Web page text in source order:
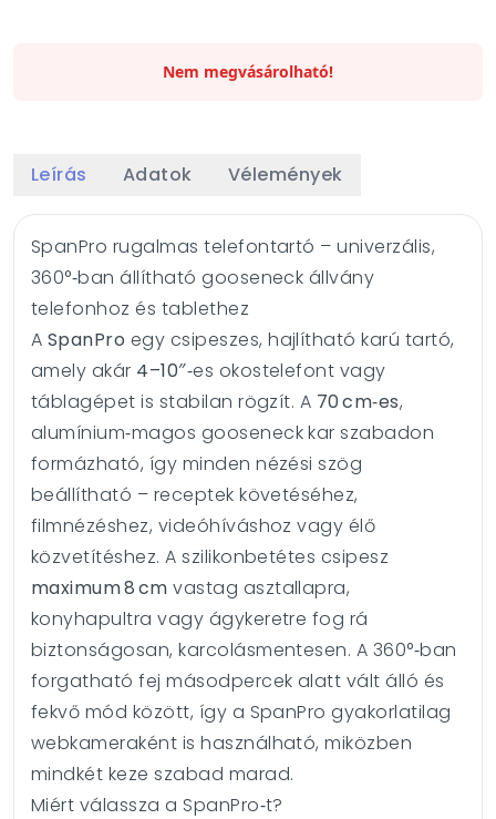
Nem megvásárolható!
Leírás Adatok Vélemények
SpanPro rugalmas telefontartó – univerzális,
360°‑ban állítható gooseneck állvány
telefonhoz és tablethez
A SpanPro egy csipeszes, hajlítható karú tartó,
amely akár 4–10″‑es okostelefont vagy
táblagépet is stabilan rögzít. A 70 cm‑es,
alumínium‑magos gooseneck kar szabadon
formázható, így minden nézési szög
beállítható – receptek követéséhez,
filmnézéshez, videóhíváshoz vagy élő
közvetítéshez. A szilikonbetétes csipesz
maximum 8 cm vastag asztallapra,
konyhapultra vagy ágykeretre fog rá
biztonságosan, karcolásmentesen. A 360°‑ban
forgatható fej másodpercek alatt vált álló és
fekvő mód között, így a SpanPro gyakorlatilag
webkameraként is használható, miközben
mindkét keze szabad marad.
Miért válassza a SpanPro‑t?